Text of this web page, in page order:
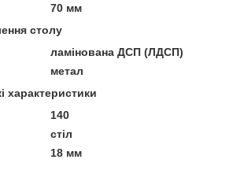
70 мм
столу
ламінована ДСП (ЛДСП)
метал
характеристики
140
стіл
18 мм